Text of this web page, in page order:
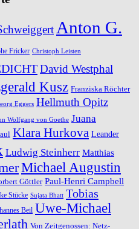
Anton G.
Fricker Christoph Leisten
David Westphal
Kusz Franziska Röchter
Eggers Hellmuth Opitz
Wolfgang von Goethe Juana
Klara Hurkova Leander
Ludwig Steinherr Matthias
Michael Augustin
Göttler Paul-Henri Campbell
Stücke Sujata Bhatt Tobias
Beil Uwe-Michael
Von Zeitgenossen: Netz-